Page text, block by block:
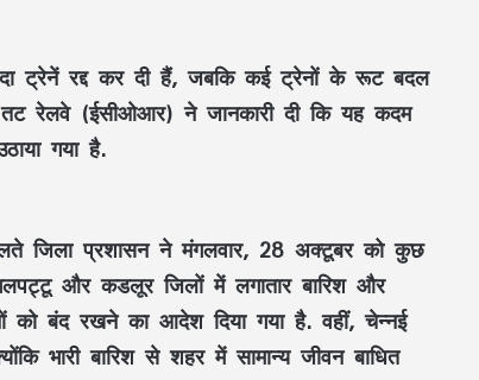
ट्रेनें रद्द कर दी हैं, जबकि कई ट्रेनों के रूट बदल
रेलवे (ईसीओआर) ने जानकारी दी कि यह कदम
गया है.
जिला प्रशासन ने मंगलवार, 28 अक्टूबर को कुछ
और कडलूर जिलों में लगातार बारिश और
को बंद रखने का आदेश दिया गया है. वहीं, चेन्नई
भारी बारिश से शहर में सामान्य जीवन बाधित
किन राशियों के लिए रहेगा शुभ? जानें करियर,
धन और प्रेम का हाल
FD Rates- इन 5 सरकारी बैंकों ने किया FD के
ब्याज दरों में बदलाव